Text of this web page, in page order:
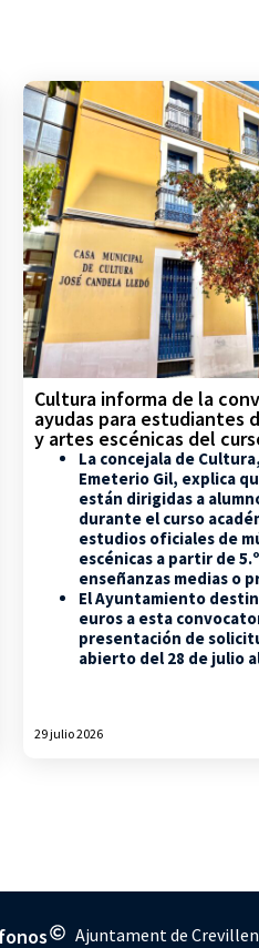
Cultura informa de la
ayudas para estudiantes
y artes escénicas del
La concejala de
Emeterio Gil, explica
están dirigidas a
durante el curso
estudios oficiales de
escénicas a partir de
enseñanzas medias o
El Ayuntamiento
euros a esta
presentación de
abierto del 28 de julio
29 julio 2026
Ajuntament de